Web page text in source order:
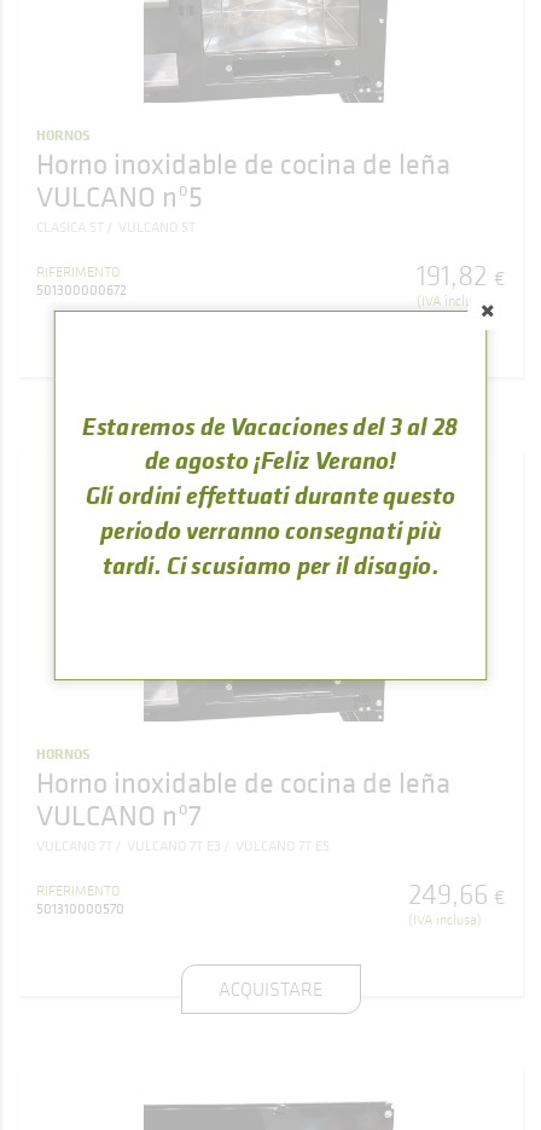
HORNOS
Horno inoxidable de cocina de leña
VULCANO nº5
CLASICA 5T VULCANO 5T
RIFERIMENTO
501300000672
191,82 €
(IVA inclusa)
HORNOS
Horno inoxidable de cocina de leña
VULCANO nº7
VULCANO 7T VULCANO 7T E3 VULCANO 7T E5
RIFERIMENTO
501310000570
249,66 €
(IVA inclusa)
ACQUISTARE
Estaremos de Vacaciones del 3 al 28
de agosto ¡Feliz Verano!
Gli ordini effettuati durante questo
periodo verranno consegnati più
tardi. Ci scusiamo per il disagio.